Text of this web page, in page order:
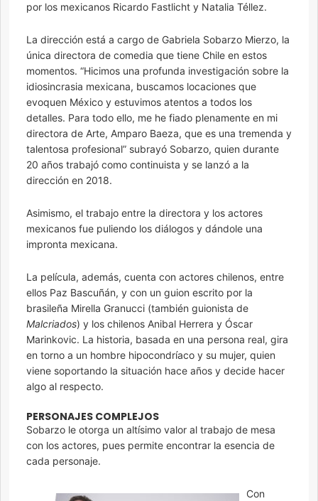
por los mexicanos Ricardo Fastlicht y Natalia Téllez.
La dirección está a cargo de Gabriela Sobarzo Mierzo, la
única directora de comedia que tiene Chile en estos
momentos. “Hicimos una profunda investigación sobre la
idiosincrasia mexicana, buscamos locaciones que
evoquen México y estuvimos atentos a todos los
detalles. Para todo ello, me he fiado plenamente en mi
directora de Arte, Amparo Baeza, que es una tremenda y
talentosa profesional” subrayó Sobarzo, quien durante
20 años trabajó como continuista y se lanzó a la
dirección en 2018.
Asimismo, el trabajo entre la directora y los actores
mexicanos fue puliendo los diálogos y dándole una
impronta mexicana.
La película, además, cuenta con actores chilenos, entre
ellos Paz Bascuñán, y con un guion escrito por la
brasileña Mirella Granucci (también guionista de
Malcriados) y los chilenos Anibal Herrera y Óscar
Marinkovic. La historia, basada en una persona real, gira
en torno a un hombre hipocondríaco y su mujer, quien
viene soportando la situación hace años y decide hacer
algo al respecto.
PERSONAJES COMPLEJOS
Sobarzo le otorga un altísimo valor al trabajo de mesa
con los actores, pues permite encontrar la esencia de
cada personaje.
Con